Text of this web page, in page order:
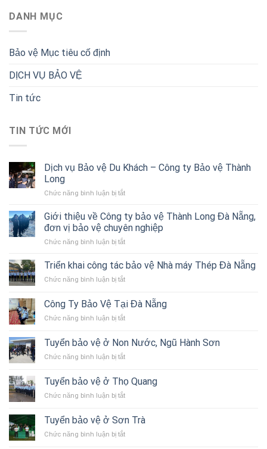
DANH MỤC
Bảo vệ Mục tiêu cố định
DỊCH VỤ BẢO VỆ
Tin tức
TIN TỨC MỚI
Dịch vụ Bảo vệ Du Khách – Công ty Bảo vệ Thành
Long
Chức năng bình luận bị tắtở
vụ
Bảo
vệ
Du
–
ty
vệ
Giới thiệu về Công ty bảo vệ Thành Long Đà Nẵng,
đơn vị bảo vệ chuyên nghiệp
Chức năng bình luận bị tắtở
thiệu
Công
bảo
Thành
Đà
bảo
vệ
Triển khai công tác bảo vệ Nhà máy Thép Đà Nẵng
Chức năng bình luận bị tắtở
khai
công
tác
vệ
máy
Đà
Công Ty Bảo Vệ Tại Đà Nẵng
Chức năng bình luận bị tắtở
Bảo
Vệ
Đà
Nẵng
Tuyển bảo vệ ở Non Nước, Ngũ Hành Sơn
Chức năng bình luận bị tắtở
bảo
vệ
ở
Nước,
Hành
Tuyển bảo vệ ở Thọ Quang
Chức năng bình luận bị tắtở
bảo
vệ
ở
Tuyển bảo vệ ở Sơn Trà
Chức năng bình luận bị tắtở